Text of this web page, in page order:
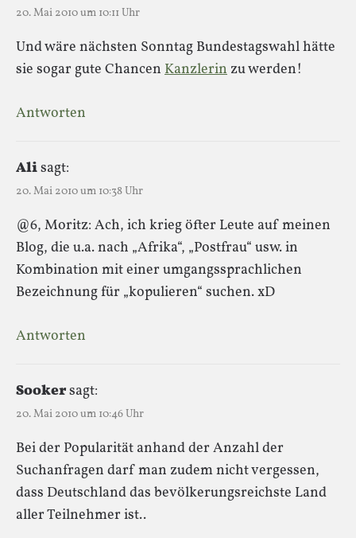
20. Mai 2010 um 10:11 Uhr
Und wäre nächsten Sonntag Bundestagswahl hätte
sie sogar gute Chancen Kanzlerin zu werden!
Antworten
Alisagt:
20. Mai 2010 um 10:38 Uhr
@6, Moritz: Ach, ich krieg öfter Leute auf meinen
Blog, die u.a. nach „Afrika“, „Postfrau“ usw. in
Kombination mit einer umgangssprachlichen
Bezeichnung für „kopulieren“ suchen. xD
Antworten
Sookersagt:
20. Mai 2010 um 10:46 Uhr
Bei der Popularität anhand der Anzahl der
Suchanfragen darf man zudem nicht vergessen,
dass Deutschland das bevölkerungsreichste Land
aller Teilnehmer ist..